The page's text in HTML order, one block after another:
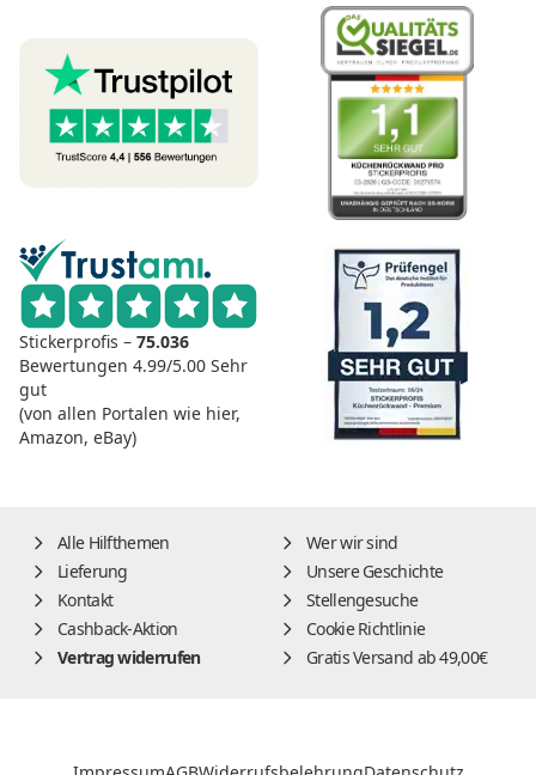
Stickerprofis – 75.036
Bewertungen 4.99/5.00 Sehr
gut
(von allen Portalen wie hier,
Amazon, eBay)
Alle Hilfthemen
Wer wir sind
Lieferung
Unsere Geschichte
Kontakt
Stellengesuche
Cashback-Aktion
Cookie Richtlinie
Vertrag widerrufen
Gratis Versand ab 49,00€